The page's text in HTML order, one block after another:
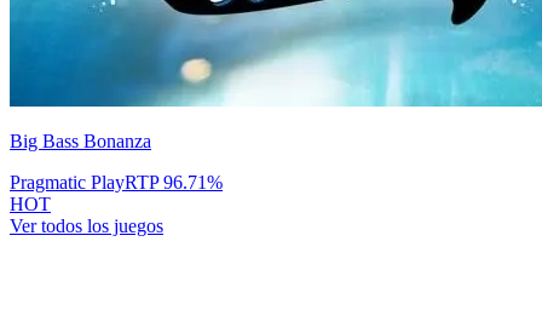
Big Bass Bonanza
Pragmatic PlayRTP96.71%
HOT
Ver todos los juegos